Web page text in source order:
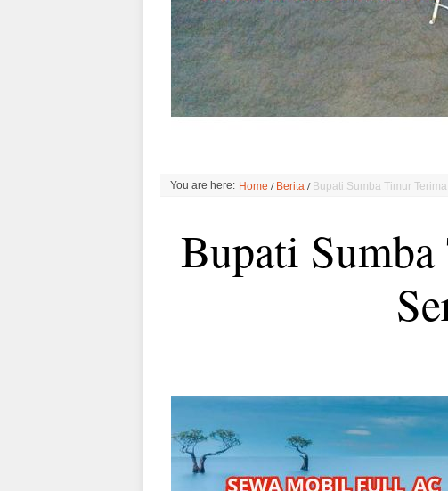
You are here: Home / Berita / Bupati Sumba Timur
Bupati